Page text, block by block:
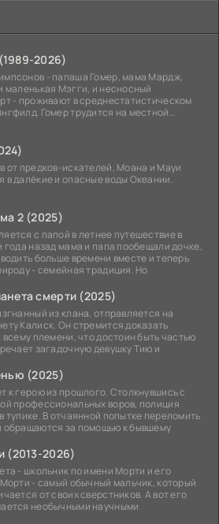
2026)
- папаша Гомер, мама Мардж,
маленькая Мэгги, и несносный
- проживают в среднестатистическом
Гомер трудится на местной
от предков-искателей, Моана и Мауи
в далёкие и опасные воды Океании.
2 (2025)
с папой в летнее путешествие в
года назад мама и папа пообещали дочке,
больше времени вместе и теперь
- семейная традиция. Но
смерти (2025)
из клана, отправляется на
Калиск. Он стремится доказать
всему племени, что достоин быть частью
загадочную девушку Тию и
(2025)
к герою из прошлого. Столкнувшись с
профессиональных воров, полиция
тупике. В отчаянной попытке переломить
обращаются за помощью к бывшему
(2013-2026)
- школьник по имени Морти и его
- самый обычный мальчик, который
от своих сверстников. А вот его
необычными научными